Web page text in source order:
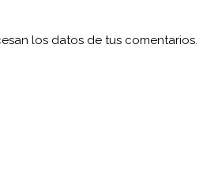
los datos de tus comentarios.